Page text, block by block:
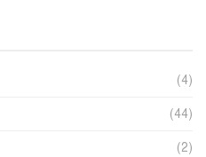
(4)
(44)
(2)